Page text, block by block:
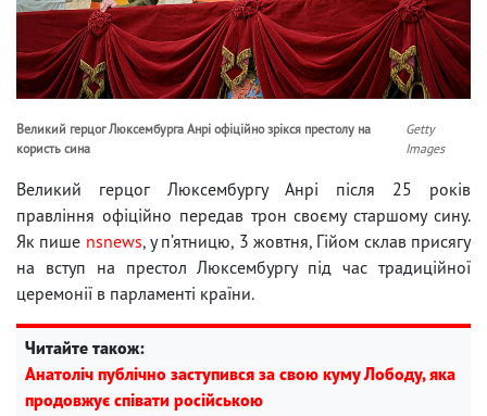
Великий герцог Люксембурга Анрі офіційно зрікся престолу на
користь сина
Getty
Images
Великий герцог Люксембургу Анрі після 25 років
правління офіційно передав трон своєму старшому сину.
Як пише nsnews, у п’ятницю, 3 жовтня, Гійом склав присягу
на вступ на престол Люксембургу під час традиційної
церемонії в парламенті країни.
Читайте також:
Анатоліч публічно заступився за свою куму Лободу, яка
продовжує співати російською